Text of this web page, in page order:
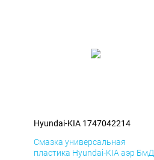
Hyundai-KIA 1747042214
Смазка универсальная
пластика Hyundai-KIA аэр БмД